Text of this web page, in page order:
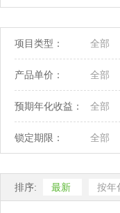
项目类型： 全部
产品单价： 全部
预期年化收益： 全部
锁定期限： 全部
排序: 最新 按年